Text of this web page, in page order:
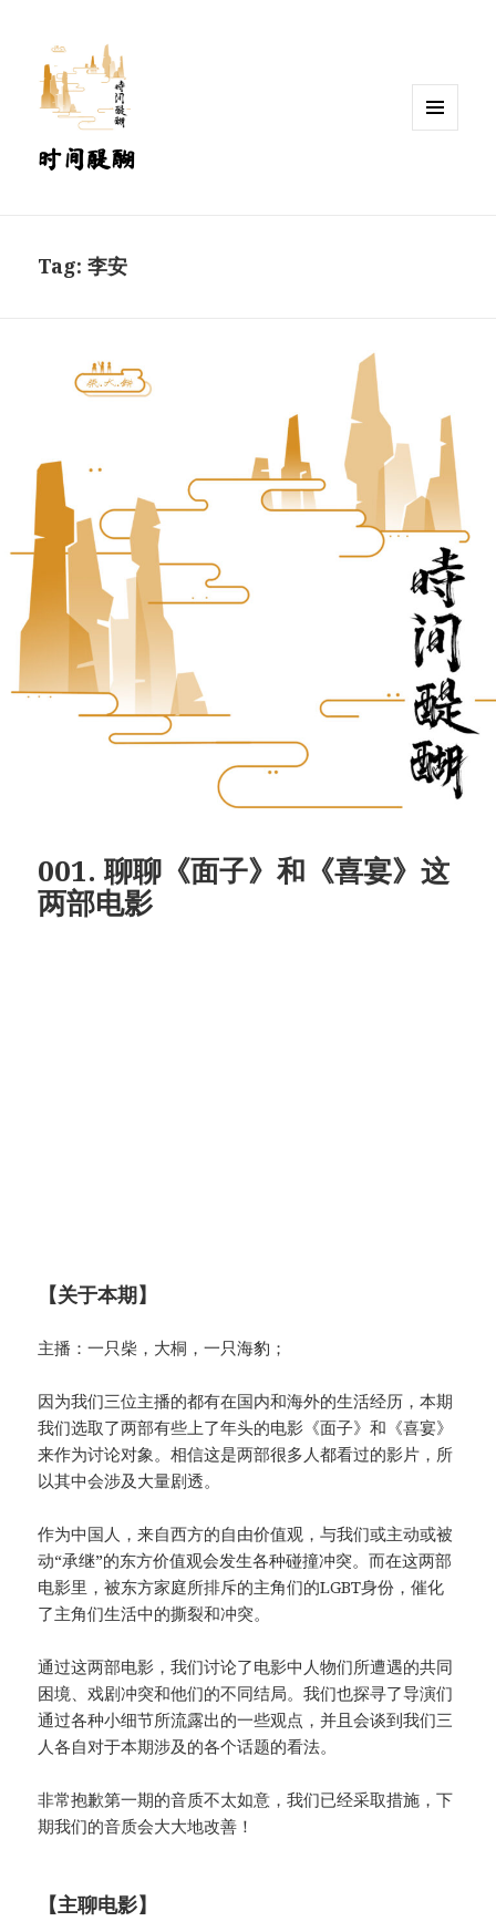
时间醍醐
Tag:李安
001. 聊聊《面子》和《喜宴》这
两部电影
【关于本期】
主播：一只柴，大桐，一只海豹；
因为我们三位主播的都有在国内和海外的生活经历，本期
我们选取了两部有些上了年头的电影《面子》和《喜宴》
来作为讨论对象。相信这是两部很多人都看过的影片，所
以其中会涉及大量剧透。
作为中国人，来自西方的自由价值观，与我们或主动或被
动“承继”的东方价值观会发生各种碰撞冲突。而在这两部
电影里，被东方家庭所排斥的主角们的LGBT身份，催化
了主角们生活中的撕裂和冲突。
通过这两部电影，我们讨论了电影中人物们所遭遇的共同
困境、戏剧冲突和他们的不同结局。我们也探寻了导演们
通过各种小细节所流露出的一些观点，并且会谈到我们三
人各自对于本期涉及的各个话题的看法。
非常抱歉第一期的音质不太如意，我们已经采取措施，下
期我们的音质会大大地改善！
【主聊电影】